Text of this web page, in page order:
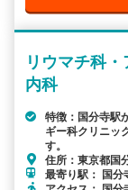
リウマチ科
内科
特徴：国分寺駅
ギー科クリニッ
す。
住所：東京都国
最寄り駅： 国